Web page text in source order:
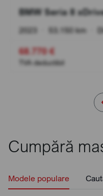
BMW Seria 8
2023 53.150 km
68.770 €
TVA deductibil
Cumpără
Modele populare